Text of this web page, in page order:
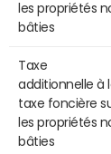
les propriétés
bâties
Taxe
additionnelle à
taxe foncière
les propriétés
bâties